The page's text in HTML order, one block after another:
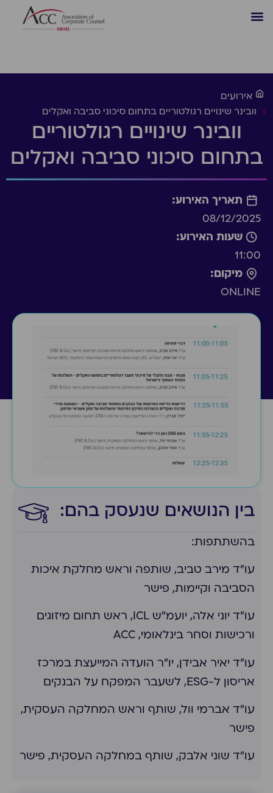
אירועים
> וובינר שינויים רגולטוריים בתחום סיכוני סביבה ואקלים
וובינר שינויים רגולטוריים
בתחום סיכוני סביבה ואקלים
תאריך האירוע:
08/12/2025
שעות האירוע:
11:00
מיקום:
ONLINE
בין הנושאים שנעסק בהם:​
בהשתתפות:
עו״ד מירב טביב, שותפה וראש מחלקת איכות
הסביבה וקיימות, פישר
עו״ד יוני אלה, יועמ״ש ICL, ראש תחום מיזוגים
ורכישות וסחר בינלאומי, ACC
עו״ד יאיר אבידן, יו״ר הועדה המייעצת במרכז
אריסון ל-ESG, לשעבר המפקח על הבנקים
עו״ד אברמי וול, שותף וראש המחלקה העסקית,
פישר
עו״ד שוני אלבק, שותף במחלקה העסקית, פישר